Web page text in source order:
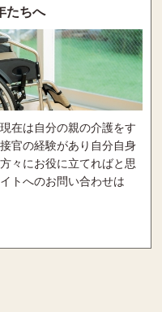
たちへ
在は自分の親の介護をす
官の経験があり自分自身
々にお役に立てればと思
トへのお問い合わせは